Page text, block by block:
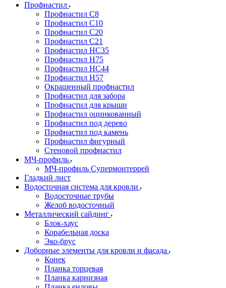
Профнастил
Профнастил С8
Профнастил С10
Профнастил С20
Профнастил С21
Профнастил НС35
Профнастил Н75
Профнастил HC44
Профнастил Н57
Окрашенный профнастил
Профнастил для забора
Профнастил для крыши
Профнастил оцинкованный
Профнастил под дерево
Профнастил под камень
Профнастил фигурный
Стеновой профнастил
МЧ-профиль
МЧ-профиль Супермонтеррей
Гладкий лист
Водосточная система для кровли
Водосточные трубы
Желоб водосточный
Металлический сайдинг
Блок-хаус
Корабельная доска
Эко-брус
Доборные элементы для кровли и фасада
Конек
Планка торцевая
Планка карнизная